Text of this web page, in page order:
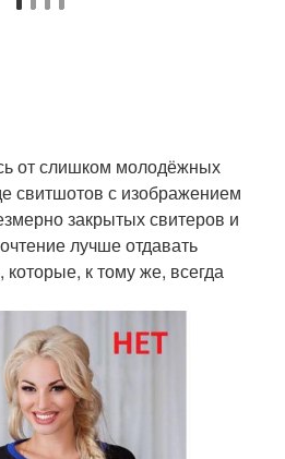
от слишком молодёжных
свитшотов с изображением
закрытых свитеров и
лучше отдавать
к тому же, всегда